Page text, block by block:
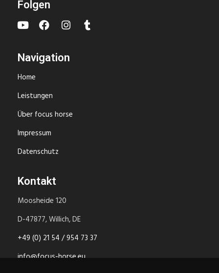
Folgen
Navigation
Home
Leistungen
Über focus horse
Impressum
Datenschutz
Kontakt
Moosheide 120
D-47877, Willich, DE
+49 (0) 21 54 / 954 73 37
info@focus-horse.eu